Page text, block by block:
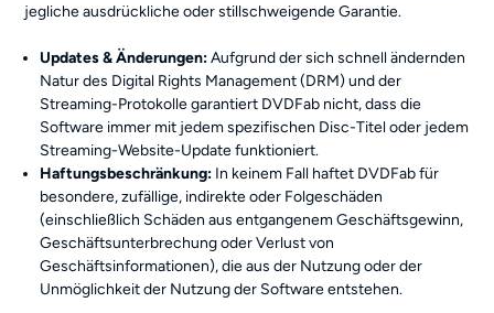
jegliche ausdrückliche oder stillschweigende Garantie.
Updates & Änderungen:Aufgrund der sich schnell ändernden
Natur des Digital Rights Management (DRM) und der
Streaming-Protokolle garantiert DVDFab nicht, dass die
Software immer mit jedem spezifischen Disc-Titel oder jedem
Streaming-Website-Update funktioniert.
Haftungsbeschränkung: In keinem Fall haftet DVDFab für
besondere, zufällige, indirekte oder Folgeschäden
(einschließlich Schäden aus entgangenem Geschäftsgewinn,
Geschäftsunterbrechung oder Verlust von
Geschäftsinformationen), die aus der Nutzung oder der
Unmöglichkeit der Nutzung der Software entstehen.